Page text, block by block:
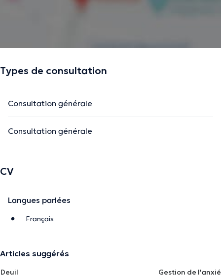
Types de consultation
Consultation générale
Consultation générale
CV
Langues parlées
Français
Articles suggérés
Deuil
Gestion de